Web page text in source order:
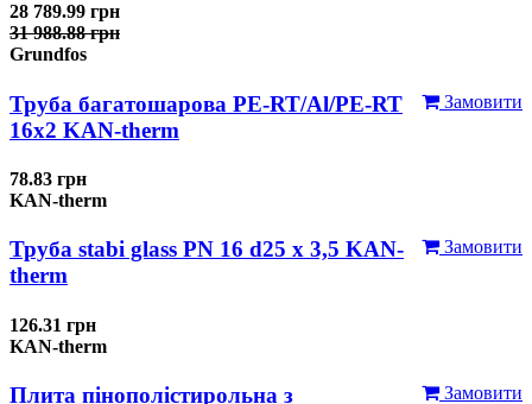
28 789.99 грн
31 988.88 грн
Grundfos
Замовити
Труба багатошарова PE-RT/Al/PE-RT
16x2 KAN-therm
78.83 грн
KAN-therm
Замовити
Труба stabi glass PN 16 d25 х 3,5 KAN-
therm
126.31 грн
KAN-therm
Замовити
Плита пінополістирольна з